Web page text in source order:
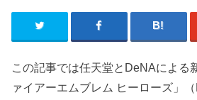
この記事では任天堂とDeNAによる
ァイアーエムブレム ヒーローズ」